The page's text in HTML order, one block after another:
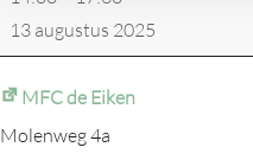
13 augustus 2025
MFC de Eiken
Molenweg 4a